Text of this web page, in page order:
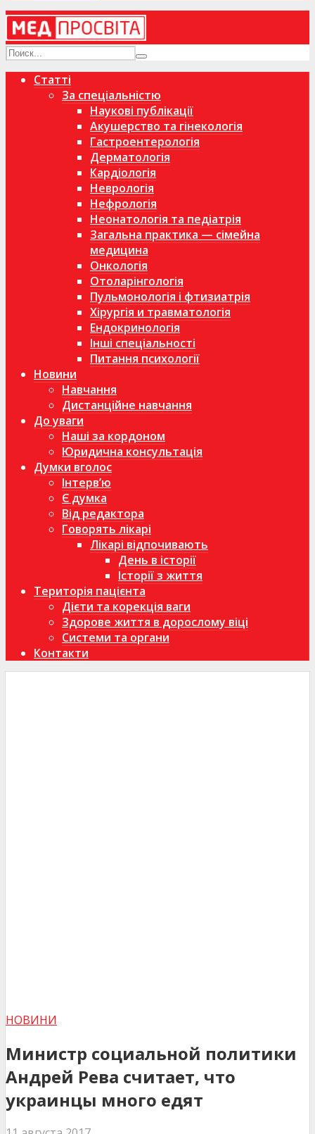
Статті
За спеціальністю
Наукові публікації
Акушерство та гінекологія
Гастроентерологія
Дерматологія
Кардіологія
Неврологія
Нефрологія
Неонатологія та педіатрія
Загальна практика — сімейна
медицина
Онкологія
Отоларінгологія
Пульмонологія і фтизиатрія
Хірургія и травматологія
Ендокринологія
Інші спеціальності
Питання психології
Новини
Навчання
Дистанційне навчання
До уваги
Наші за кордоном
Юридична консультація
Думки вголос
Інтерв’ю
Є думка
Від редактора
Говорять лікарі
Лікарі відпочивають
День в історії
Історії з життя
Територія пацієнта
Дієти та корекція ваги
Здорове життя в дорослому віці
Системи та органи
Контакти
НОВИНИ
Министр социальной политики
Андрей Рева считает, что
украинцы много едят